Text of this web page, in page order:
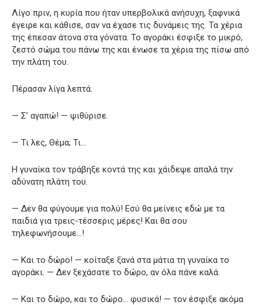
Λίγο πριν, η κυρία που ήταν υπερβολικά ανήσυχη, ξαφνικά
έγειρε και κάθισε, σαν να έχασε τις δυνάμεις της. Τα χέρια
της έπεσαν άτονα στα γόνατα. Το αγοράκι έσφιξε το μικρό,
ζεστό σώμα του πάνω της και ένωσε τα χέρια της πίσω από
την πλάτη του.
Πέρασαν λίγα λεπτά.
— Σ’ αγαπώ! — ψιθύρισε.
— Τι λες, Θέμα; Τι…
Η γυναίκα τον τράβηξε κοντά της και χάιδεψε απαλά την
αδύνατη πλάτη του.
— Δεν θα φύγουμε για πολύ! Εσύ θα μείνεις εδώ με τα
παιδιά για τρεις-τέσσερις μέρες! Και θα σου
τηλεφωνήσουμε…!
— Και το δώρο! — κοίταξε ξανά στα μάτια τη γυναίκα το
αγοράκι. — Δεν ξεχάσατε το δώρο, αν όλα πάνε καλά.
— Και το δώρο, και το δώρο… φυσικά! — τον έσφιξε ακόμα